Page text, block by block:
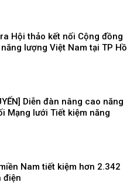
Hội thảo kết nối Cộng đồng
lượng Việt Nam tại TP Hồ
Diễn đàn nâng cao năng
Mạng lưới Tiết kiệm năng
Nam tiết kiệm hơn 2.342
điện